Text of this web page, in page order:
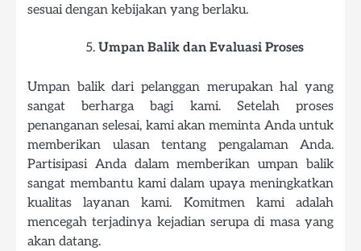
sesuai dengan kebijakan yang berlaku.
Umpan Balik dan Evaluasi Proses
Umpan balik dari pelanggan merupakan hal yang
sangat berharga bagi kami. Setelah proses
penanganan selesai, kami akan meminta Anda untuk
memberikan ulasan tentang pengalaman Anda.
Partisipasi Anda dalam memberikan umpan balik
sangat membantu kami dalam upaya meningkatkan
kualitas layanan kami. Komitmen kami adalah
mencegah terjadinya kejadian serupa di masa yang
akan datang.